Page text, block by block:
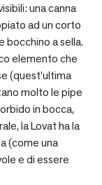
una canna
ad un corto
a sella.
elemento che
(quest’ultima
molto le pipe
in bocca,
la Lovat ha la
(come una
e di essere